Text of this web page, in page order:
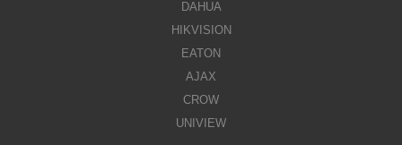
DAHUA
HIKVISION
EATON
AJAX
CROW
UNIVIEW